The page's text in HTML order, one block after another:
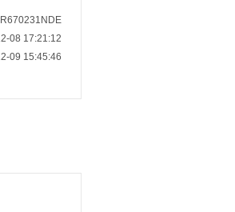
08 17:21:12
09 15:45:46